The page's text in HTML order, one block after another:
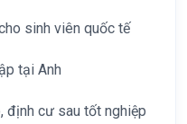
sinh viên quốc tế
tại Anh
định cư sau tốt nghiệp